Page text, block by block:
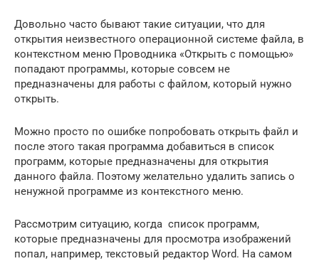
Довольно часто бывают такие ситуации, что для
открытия неизвестного операционной системе файла, в
контекстном меню Проводника «Открыть с помощью»
попадают программы, которые совсем не
предназначены для работы с файлом, который нужно
открыть.
Можно просто по ошибке попробовать открыть файл и
после этого такая программа добавиться в список
программ, которые предназначены для открытия
данного файла. Поэтому желательно удалить запись о
ненужной программе из контекстного меню.
Рассмотрим ситуацию, когда список программ,
которые предназначены для просмотра изображений
попал, например, текстовый редактор Word. На самом